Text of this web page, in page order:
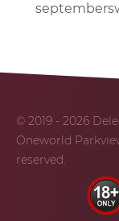
© 2019 - 2026
Oneworld
reserved.